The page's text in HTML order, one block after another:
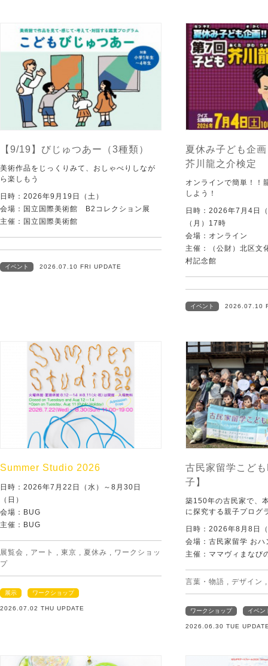
【9/19】びじゅつあー（3種類）
美術作品をじっくりみて、おしゃべりしなが
ら楽しもう
日時：2026年9月19日（土）
会場：国立国際美術館 B2コレクション展
主催：国立国際美術館
イベント 2026.07.10 FRI UPDATE
夏休み子ども企
芥川龍之介検定
オンラインで簡単！！
しよう！
日時：2026年7月4日
（月）17時
会場：オンライン
主催：（公財）北区
村記念館
イベント 2026.07.10
Summer Studio 2026
日時：2026年7月22日（水）～8月30日
（日）
会場：BUG
主催：BUG
展覧会 アート 東京 夏休み
ワークショッ
プ
展示 ワークショップ
2026.07.02 THU UPDATE
古民家留学こど
子】
築150年の古民家で、
に探究する親子プログ
日時：2026年8月8日
会場：古民家留学 おハ
主催：ママヴィまなび
言葉・物語 デザイン
ワークショップ イベン
2026.06.30 TUE